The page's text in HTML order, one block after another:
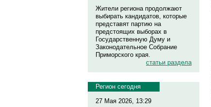
Жители региона продолжают
выбирать кандидатов, которые
представят партию на
предстоящих выборах в
Государственную Думу и
Законодательное Собрание
Приморского края.
статьи раздела
Регион сегодня
27 Мая 2026, 13:29